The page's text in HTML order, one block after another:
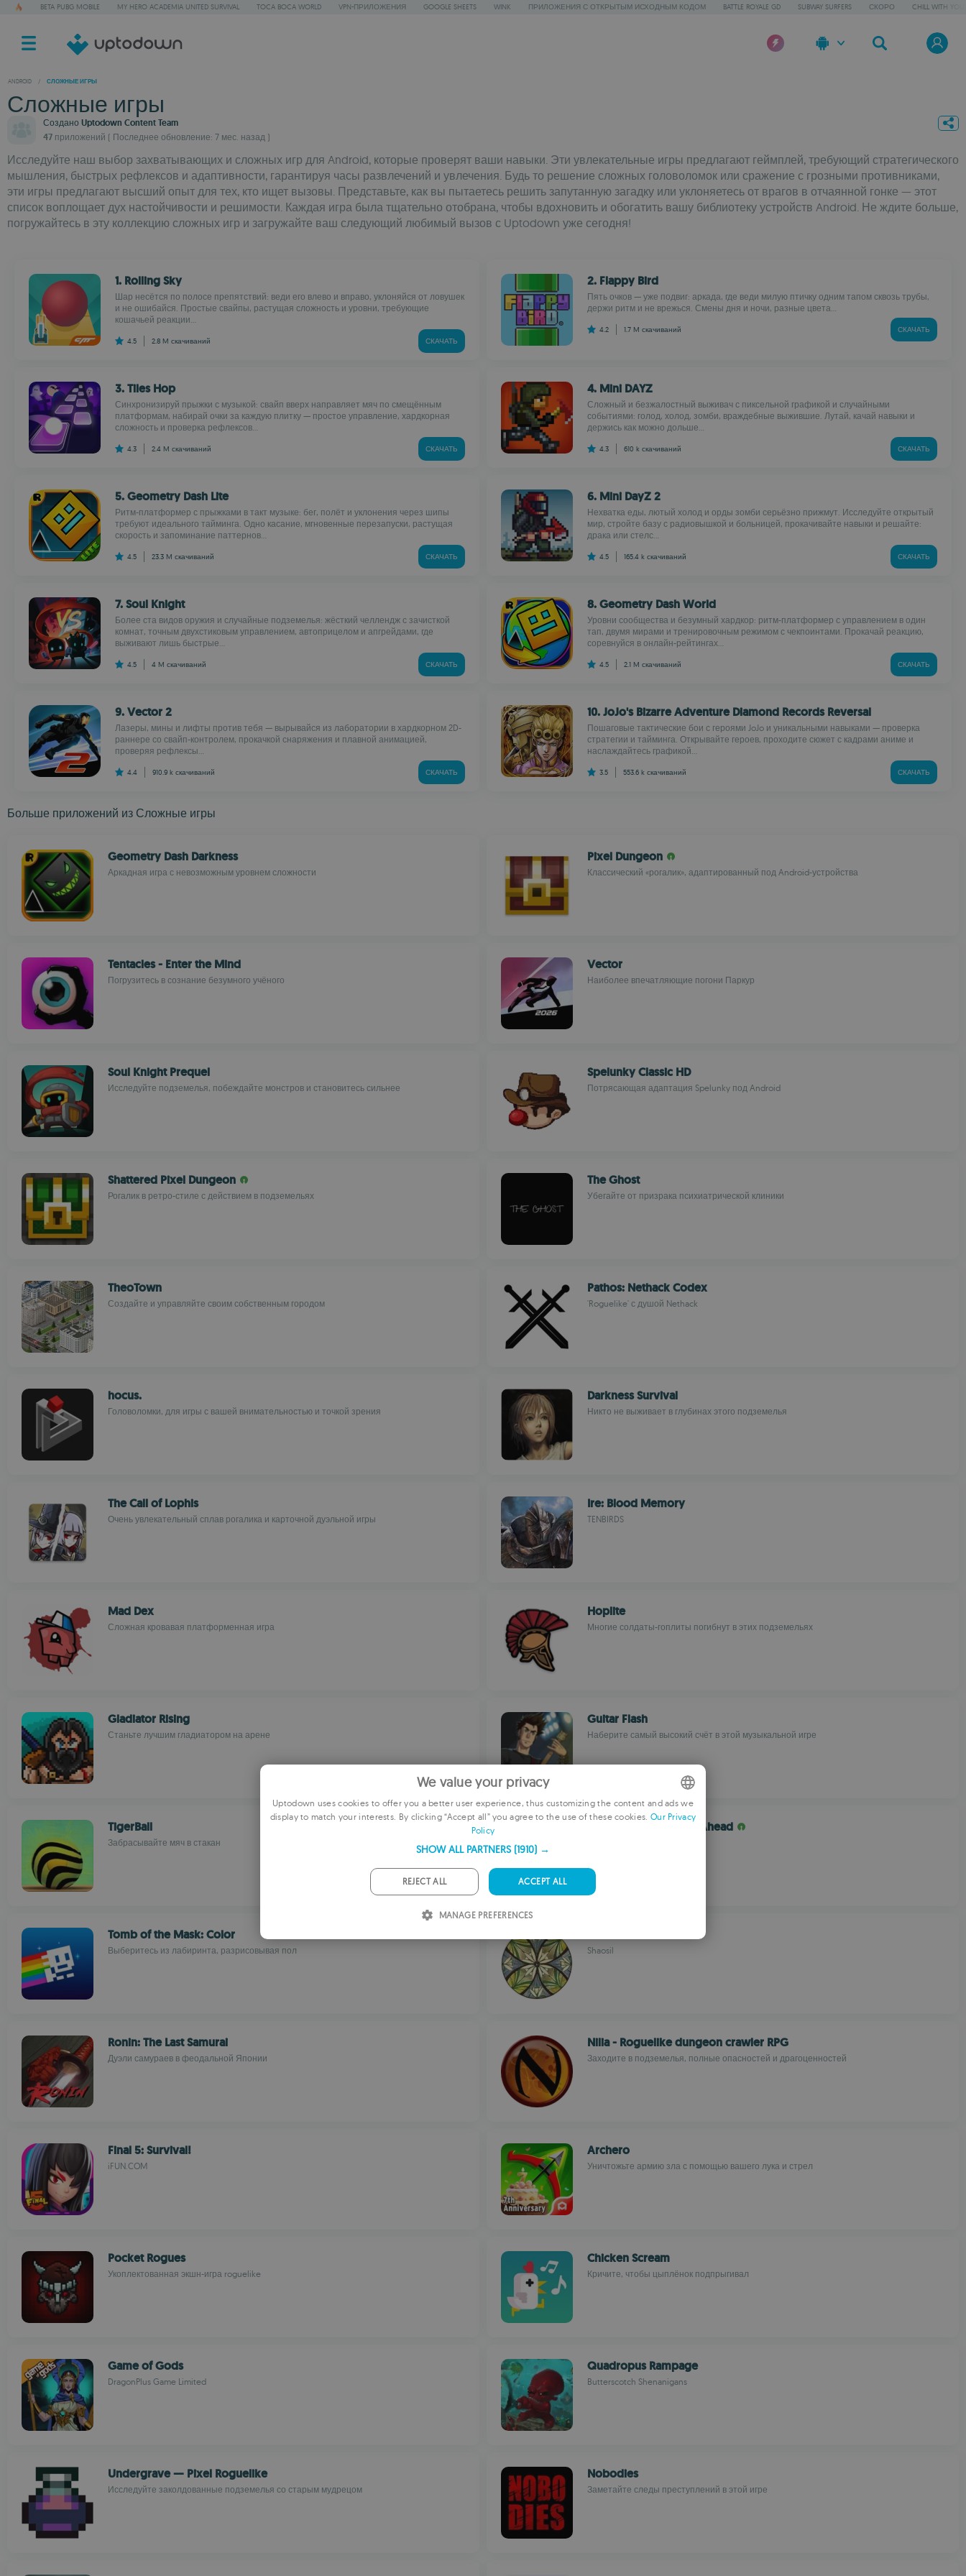
BETA PUBG MOBILE MY HERO ACADEMIA UNITED SURVIVAL TOCA BOCA WORLD VPN-ПРИЛОЖЕНИЯ GOOGLE SHEETS WINK ПРИЛОЖЕНИЯ С ОТКРЫТЫМ ИСХОДНЫМ КОДОМ BATTLE ROYALE GD SUBWAY SURFERS СКОРО CHILL WITH YOU
ANDROID / СЛОЖНЫЕ ИГРЫ
Сложные игры
Создано Uptodown Content Team
47 приложений ( Последнее обновление: 7 мес. назад )
Исследуйте наш выбор захватывающих и сложных игр для Android, которые проверят ваши навыки. Эти увлекательные игры предлагают геймплей, требующий стратегического
мышления, быстрых рефлексов и адаптивности, гарантируя часы развлечений и увлечения. Будь то решение сложных головоломок или сражение с грозными противниками,
эти игры предлагают высший опыт для тех, кто ищет вызовы. Представьте, как вы пытаетесь решить запутанную загадку или уклоняетесь от врагов в отчаянной гонке — этот
список воплощает дух настойчивости и решимости. Каждая игра была тщательно отобрана, чтобы вдохновить и обогатить вашу библиотеку устройств Android. Не ждите больше,
погружайтесь в эту коллекцию сложных игр и загружайте ваш следующий любимый вызов с Uptodown уже сегодня!
1. Rolling Sky
Шар несётся по полосе препятствий: веди его влево и вправо, уклоняйся от ловушек
и не ошибайся. Простые свайпы, растущая сложность и уровни, требующие
кошачьей реакции...
4.5 2.8 M скачиваний СКАЧАТЬ
2. Flappy Bird
Пять очков — уже подвиг: аркада, где веди милую птичку одним тапом сквозь трубы,
держи ритм и не врежься. Смены дня и ночи, разные цвета...
4.2 1.7 M скачиваний СКАЧАТЬ
3. Tiles Hop
Синхронизируй прыжки с музыкой: свайп вверх направляет мяч по смещённым
платформам, набирай очки за каждую плитку — простое управление, хардкорная
сложность и проверка рефлексов...
4.3 2.4 M скачиваний СКАЧАТЬ
4. Mini DAYZ
Сложный и безжалостный выживач с пиксельной графикой и случайными
событиями: голод, холод, зомби, враждебные выжившие. Лутай, качай навыки и
держись как можно дольше...
4.3 610 k скачиваний СКАЧАТЬ
5. Geometry Dash Lite
Ритм-платформер с прыжками в такт музыке: бег, полёт и уклонения через шипы
требуют идеального тайминга. Одно касание, мгновенные перезапуски, растущая
скорость и запоминание паттернов...
4.5 23.3 M скачиваний СКАЧАТЬ
6. Mini DayZ 2
Нехватка еды, лютый холод и орды зомби серьёзно прижмут. Исследуйте открытый
мир, стройте базу с радиовышкой и больницей, прокачивайте навыки и решайте:
драка или стелс...
4.5 165.4 k скачиваний СКАЧАТЬ
7. Soul Knight
Более ста видов оружия и случайные подземелья: жёсткий челлендж с зачисткой
комнат, точным двухстиковым управлением, автоприцелом и апгрейдами, где
выживают лишь быстрые...
4.5 4 M скачиваний СКАЧАТЬ
8. Geometry Dash World
Уровни сообщества и безумный хардкор: ритм-платформер с управлением в один
тап, двумя мирами и тренировочным режимом с чекпоинтами. Прокачай реакцию,
соревнуйся в онлайн-рейтингах...
4.5 2.1 M скачиваний СКАЧАТЬ
9. Vector 2
Лазеры, мины и лифты против тебя — вырывайся из лаборатории в хардкорном 2D-
раннере со свайп-контролем, прокачкой снаряжения и плавной анимацией,
проверяя рефлексы...
4.4 910.9 k скачиваний СКАЧАТЬ
10. JoJo's Bizarre Adventure Diamond Records Reversal
Пошаговые тактические бои с героями JoJo и уникальными навыками — проверка
стратегии и тайминга. Открывайте героев, проходите сюжет с кадрами аниме и
наслаждайтесь графикой...
3.5 553.6 k скачиваний СКАЧАТЬ
Больше приложений из Сложные игры
Geometry Dash Darkness
Аркадная игра с невозможным уровнем сложности
Pixel Dungeon
Классический «рогалик», адаптированный под Android-устройства
Tentacles - Enter the Mind
Погрузитесь в сознание безумного учёного
Vector
Наиболее впечатляющие погони Паркур
Soul Knight Prequel
Исследуйте подземелья, побеждайте монстров и становитесь сильнее
Spelunky Classic HD
Потрясающая адаптация Spelunky под Android
Shattered Pixel Dungeon
Рогалик в ретро-стиле с действием в подземельях
The Ghost
Убегайте от призрака психиатрической клиники
TheoTown
Создайте и управляйте своим собственным городом
Pathos: Nethack Codex
'Roguelike' с душой Nethack
hocus.
Головоломки, для игры с вашей внимательностью и точкой зрения
Darkness Survival
Никто не выживает в глубинах этого подземелья
The Call of Lophis
Очень увлекательный сплав рогалика и карточной дуэльной игры
Ire: Blood Memory
TENBIRDS
Mad Dex
Сложная кровавая платформенная игра
Hoplite
Многие солдаты-гоплиты погибнут в этих подземельях
Gladiator Rising
Станьте лучшим гладиатором на арене
Guitar Flash
Наберите самый высокий счёт в этой музыкальной игре
TigerBall
Забрасывайте мяч в стакан
Cataclysm: Dark Days Ahead
Tomb of the Mask: Color
Выберитесь из лабиринта, разрисовывая пол Shaosil
Ronin: The Last Samurai
Дуэли самураев в феодальной Японии
Nilia - Roguelike dungeon crawler RPG
Заходите в подземелья, полные опасностей и драгоценностей
Final 5: Survival!
iFUN.COM
Archero
Уничтожьте армию зла с помощью вашего лука и стрел
Pocket Rogues
Укоплектованная экшн-игра roguelike
Chicken Scream
Кричите, чтобы цыплёнок подпрыгивал
Game of Gods
DragonPlus Game Limited
Quadropus Rampage
Butterscotch Shenanigans
Undergrave — Pixel Roguelike
Исследуйте заколдованные подземелья со старым мудрецом
Nobodies
Заметайте следы преступлений в этой игре
ENGLISH
SPANISH
We value your privacy
Uptodown uses cookies to offer you a better user experience, thus customizing the content and ads we
display to match your interests. By clicking “Accept all” you agree to the use of these cookies. Our Privacy
Policy
SHOW ALL PARTNERS (1910) →
ACCEPT ALL
REJECT ALL
MANAGE PREFERENCES